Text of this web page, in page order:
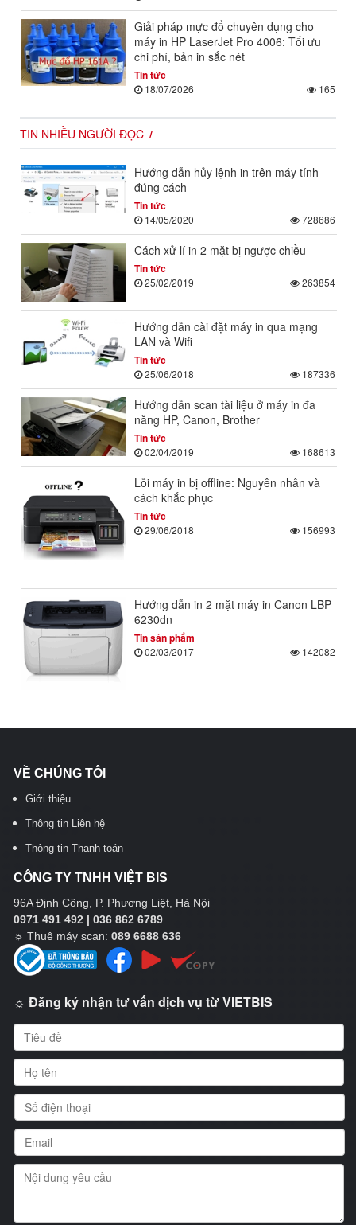
Giải pháp mực đổ chuyên dụng cho
máy in HP LaserJet Pro 4006: Tối ưu
chi phí, bản in sắc nét
Tin tức
18/07/2026 165
TIN NHIỀU NGƯỜI ĐỌC
Hướng dẫn hủy lệnh in trên máy tính
đúng cách
Tin tức
14/05/2020 728686
Cách xử lí in 2 mặt bị ngược chiều
Tin tức
25/02/2019 263854
Hướng dẫn cài đặt máy in qua mạng
LAN và Wifi
Tin tức
25/06/2018 187336
Hướng dẫn scan tài liệu ở máy in đa
năng HP, Canon, Brother
Tin tức
02/04/2019 168613
Lỗi máy in bị offline: Nguyên nhân và
cách khắc phục
Tin tức
29/06/2018 156993
Hướng dẫn in 2 mặt máy in Canon LBP
6230dn
Tin sản phẩm
02/03/2017 142082
VỀ CHÚNG TÔI
Giới thiệu
Thông tin Liên hệ
Thông tin Thanh toán
CÔNG TY TNHH VIỆT BIS
96A Định Công, P. Phương Liệt, Hà Nội
0971 491 492 | 036 862 6789
☼ Thuê máy scan: 089 6688 636
☼ Đăng ký nhận tư vấn dịch vụ từ VIETBIS